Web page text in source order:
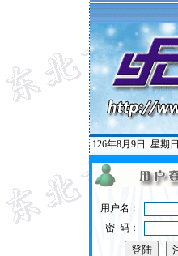
126年8月9日 星期日
用户名：
密 码：